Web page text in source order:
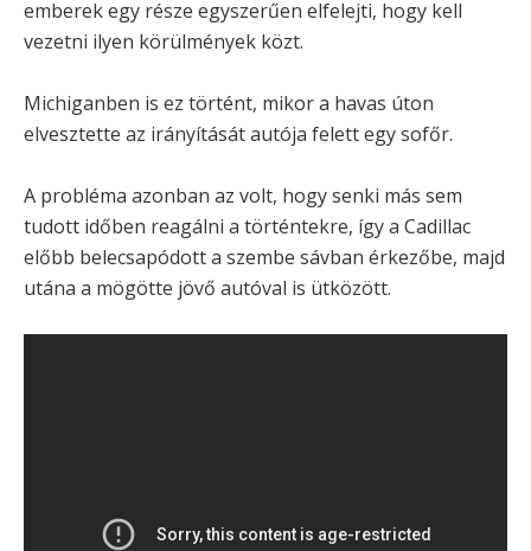
emberek egy része egyszerűen elfelejti, hogy kell
vezetni ilyen körülmények közt.
Michiganben is ez történt, mikor a havas úton
elvesztette az irányítását autója felett egy sofőr.
A probléma azonban az volt, hogy senki más sem
tudott időben reagálni a történtekre, így a Cadillac
előbb belecsapódott a szembe sávban érkezőbe, majd
utána a mögötte jövő autóval is ütközött.